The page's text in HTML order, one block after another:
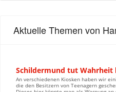
Aktuelle Themen von
Schildermund tut Wahrheit
An verschiedenen Kiosken haben wir
die den Besitzern von Teenagern